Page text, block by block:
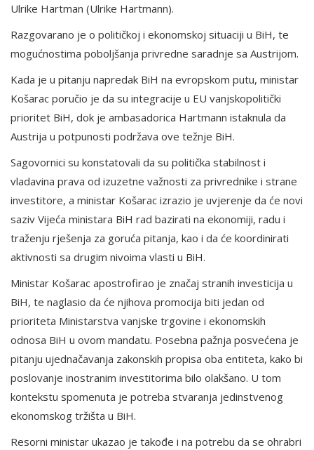
Ulrike Hartman (Ulrike Hartmann).
Razgovarano je o političkoj i ekonomskoj situaciji u BiH, te
mogućnostima poboljšanja privredne saradnje sa Austrijom.
Kada je u pitanju napredak BiH na evropskom putu, ministar
Košarac poručio je da su integracije u EU vanjskopolitički
prioritet BiH, dok je ambasadorica Hartmann istaknula da
Austrija u potpunosti podržava ove težnje BiH.
Sagovornici su konstatovali da su politička stabilnost i
vladavina prava od izuzetne važnosti za privrednike i strane
investitore, a ministar Košarac izrazio je uvjerenje da će novi
saziv Vijeća ministara BiH rad bazirati na ekonomiji, radu i
traženju rješenja za goruća pitanja, kao i da će koordinirati
aktivnosti sa drugim nivoima vlasti u BiH.
Ministar Košarac apostrofirao je značaj stranih investicija u
BiH, te naglasio da će njihova promocija biti jedan od
prioriteta Ministarstva vanjske trgovine i ekonomskih
odnosa BiH u ovom mandatu. Posebna pažnja posvećena je
pitanju ujednačavanja zakonskih propisa oba entiteta, kako bi
poslovanje inostranim investitorima bilo olakšano. U tom
kontekstu spomenuta je potreba stvaranja jedinstvenog
ekonomskog tržišta u BiH.
Resorni ministar ukazao je takođe i na potrebu da se ohrabri